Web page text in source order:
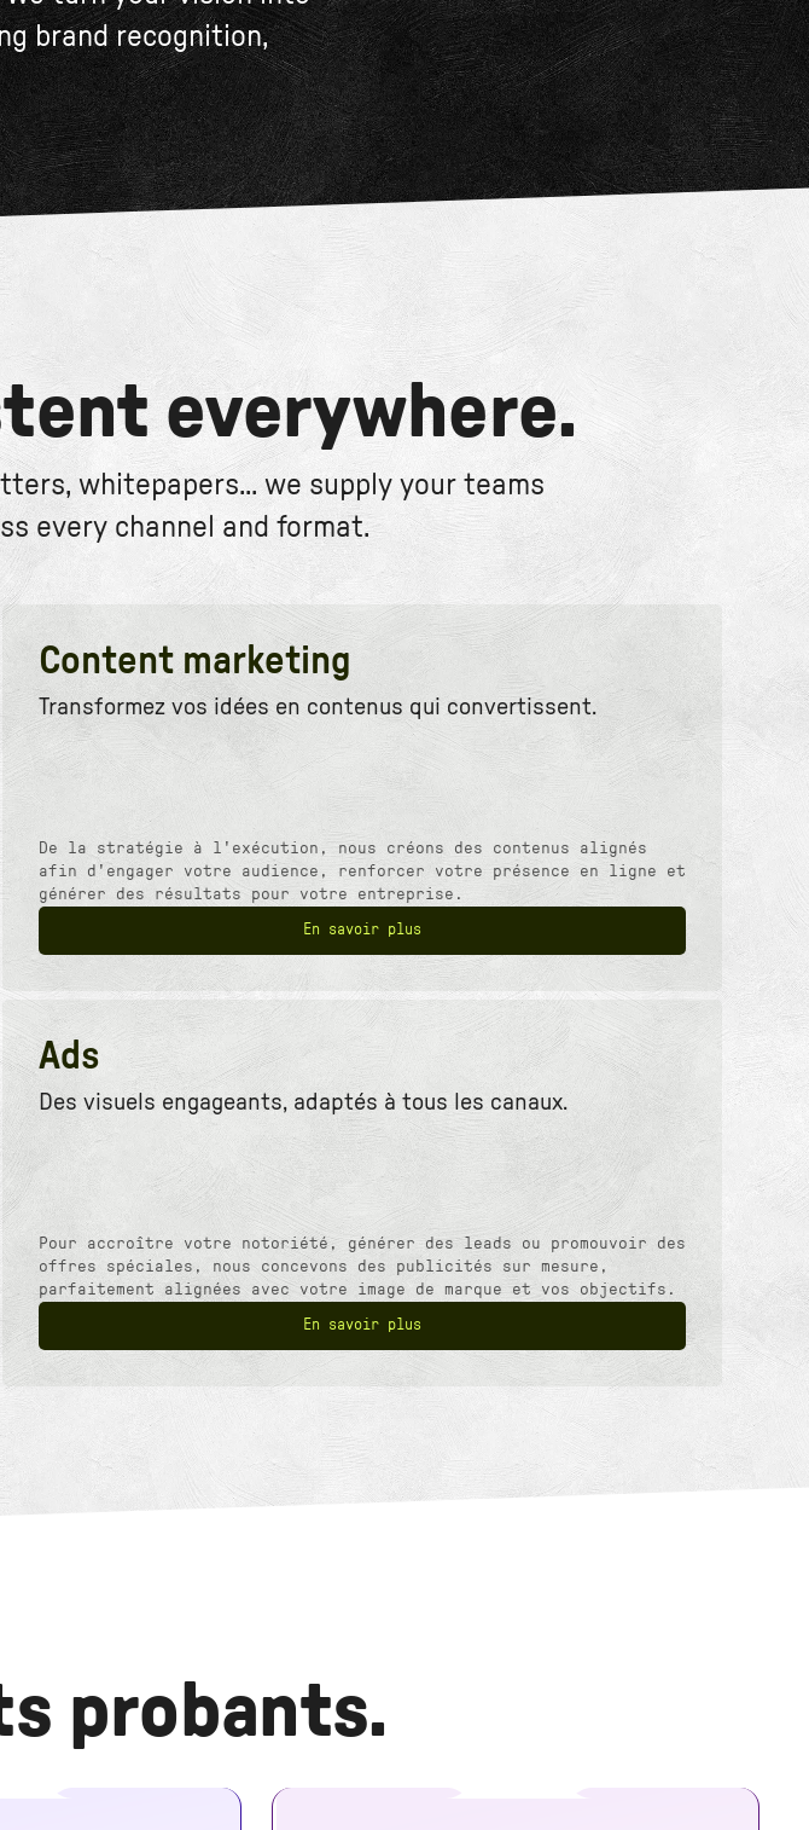
brand recognition,
everywhere.
whitepapers... we supply your teams
every channel and format.
Content marketing
Transformez vos idées en contenus qui convertissent.
De la stratégie à l'exécution, nous créons des contenus alignés
afin d'engager votre audience, renforcer votre présence en ligne et
générer des résultats pour votre entreprise.
En savoir plus
Ads
Des visuels engageants, adaptés à tous les canaux.
Pour accroître votre notoriété, générer des leads ou promouvoir des
offres spéciales, nous concevons des publicités sur mesure,
parfaitement alignées avec votre image de marque et vos objectifs.
En savoir plus
probants.